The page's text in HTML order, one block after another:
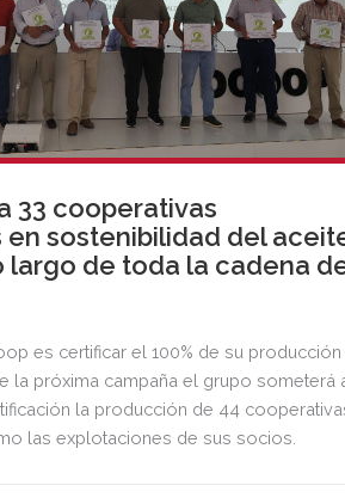
33 cooperativas
sostenibilidad del
largo de toda la cadena
es certificar el 100% de su producción
la próxima campaña el grupo someterá
la producción de 44
las explotaciones de sus socios.